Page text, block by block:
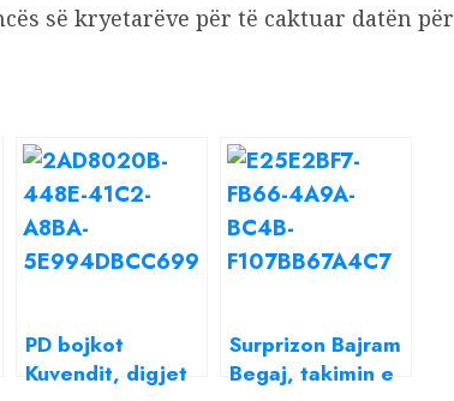
së kryetarëve për të caktuar datën për
PD bojkot
Kuvendit, digjet
Surprizon Bajram
Begaj, takimin e